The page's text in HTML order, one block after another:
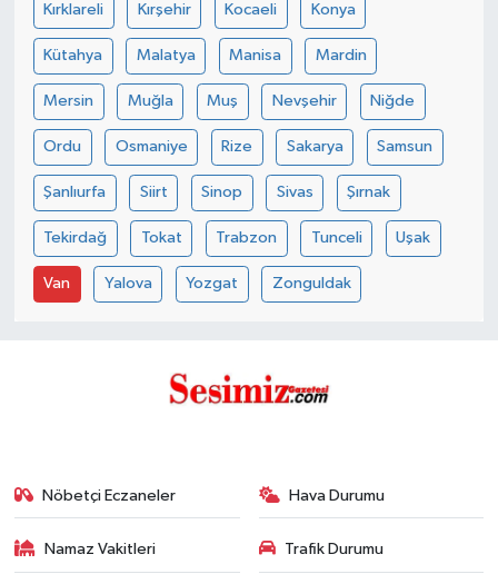
Kırklareli Kırşehir Kocaeli Konya
Kütahya Malatya Manisa Mardin
Mersin Muğla Muş Nevşehir Niğde
Ordu Osmaniye Rize Sakarya Samsun
Şanlıurfa Siirt Sinop Sivas Şırnak
Tekirdağ Tokat Trabzon Tunceli Uşak
Van Yalova Yozgat Zonguldak
Nöbetçi Eczaneler Hava Durumu
Namaz Vakitleri Trafik Durumu